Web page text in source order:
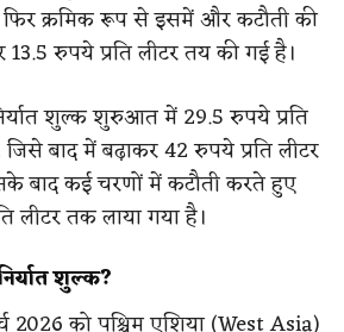
क्रमिक रूप से इसमें और कटौती की
13.5 रुपये प्रति लीटर तय की गई है।
शुल्क शुरुआत में 29.5 रुपये प्रति
जिसे बाद में बढ़ाकर 42 रुपये प्रति लीटर
बाद कई चरणों में कटौती करते हुए
लीटर तक लाया गया है।
शुल्क?